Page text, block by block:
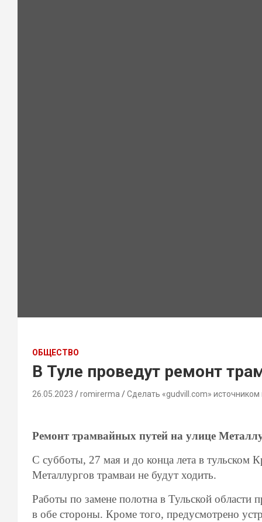
ОБЩЕСТВО
В Туле проведyт ремонт
26.05.2023 romirerma Сделать «gudvill.com» источником
Ремонт трамвайных путей на улице
С субботы, 27 мая и до конца лета в тульском
Металлургов трамваи не будут ходить.
Работы по замене полотна в Тульской области
в обе стороны. Кроме того, предусмотрено